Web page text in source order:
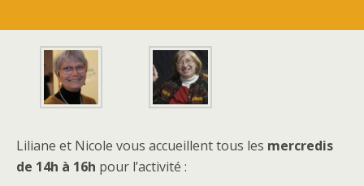
Liliane et Nicole vous accueillent tous les mercredis
de 14h à 16h pour l’activité :